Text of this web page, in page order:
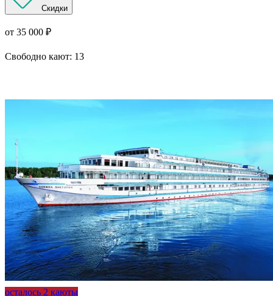
Скидки
от 35 000 ₽
Свободно кают: 13
осталось 2 каюты